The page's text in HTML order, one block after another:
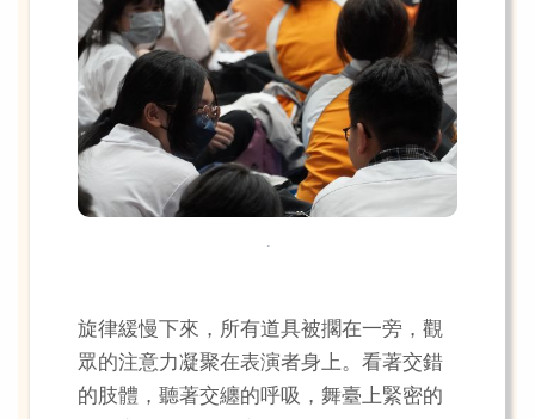
.
旋律緩慢下來，所有道具被擱在一旁，觀
眾的注意力凝聚在表演者身上。看著交錯
的肢體，聽著交纏的呼吸，舞臺上緊密的